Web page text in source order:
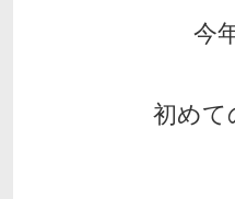
今
初め